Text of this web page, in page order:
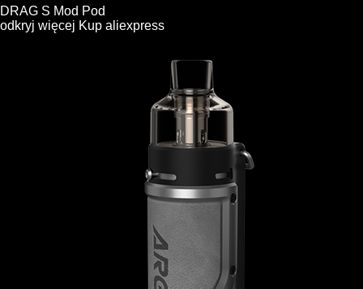
DRAG S Mod Pod
odkryj więcej Kup aliexpress